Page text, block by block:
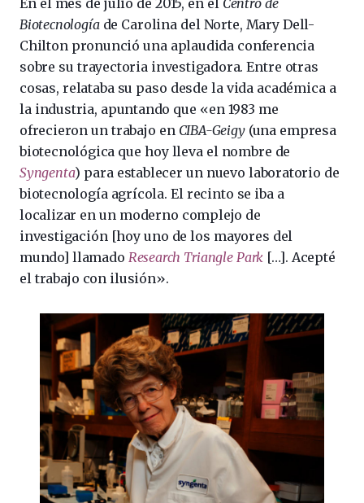
En el mes de julio de 2015, en el Centro de
Biotecnologíade Carolina del Norte, Mary Dell-
Chilton pronunció una aplaudida conferencia
sobre su trayectoria investigadora. Entre otras
cosas, relataba su paso desde la vida académica a
la industria, apuntando que «en 1983 me
ofrecieron un trabajo en CIBA-Geigy(una empresa
biotecnológica que hoy lleva el nombre de
Syngenta) para establecer un nuevo laboratorio de
biotecnología agrícola. El recinto se iba a
localizar en un moderno complejo de
investigación [hoy uno de los mayores del
mundo] llamado Research Triangle Park […]. Acepté
el trabajo con ilusión».